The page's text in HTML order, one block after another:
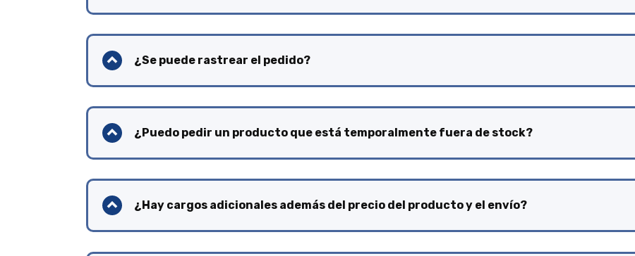
¿Se puede rastrear el pedido?
¿Puedo pedir un producto que está temporalmente fuera de stock?
¿Hay cargos adicionales además del precio del producto y el envío?